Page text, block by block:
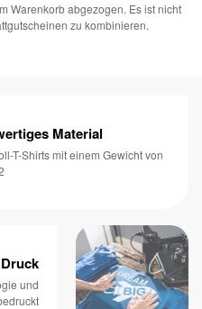
Warenkorb abgezogen. Es ist nicht
zu kombinieren.
Material
T-Shirts mit einem Gewicht von
und